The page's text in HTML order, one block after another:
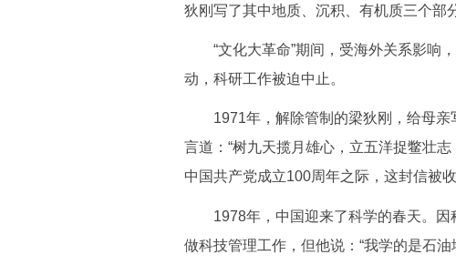
狄刚写了其中地质、沉积、有机质三个部
“文化大革命”期间，受海外关系影响
动，科研工作被迫中止。
1971年，解除管制的梁狄刚，给母亲
言道：“树九天揽月雄心，立五洋捉鳖壮
中国共产党成立100周年之际，这封信被
1978年，中国迎来了科学的春天。因
做科技管理工作，但他说：“我学的是石